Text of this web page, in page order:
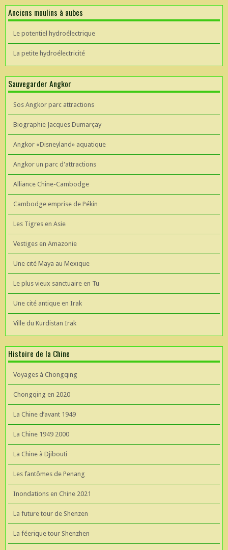
Anciens moulins à aubes
Le potentiel hydroélectrique
La petite hydroélectricité
Sauvegarder Angkor
Sos Angkor parc attractions
Biographie Jacques Dumarçay
Angkor «Disneyland» aquatique
Angkor un parc d'attractions
Alliance Chine-Cambodge
Cambodge emprise de Pékin
Les Tigres en Asie
Vestiges en Amazonie
Une cité Maya au Mexique
Le plus vieux sanctuaire en Tu
Une cité antique en Irak
Ville du Kurdistan Irak
Histoire de la Chine
Voyages à Chongqing
Chongqing en 2020
La Chine d’avant 1949
La Chine 1949 2000
La Chine à Djibouti
Les fantômes de Penang
Inondations en Chine 2021
La future tour de Shenzen
La féerique tour Shenzhen